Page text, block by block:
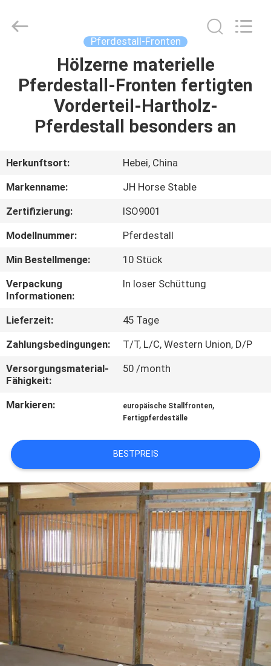
PRODUKTE
UNS
AUSFLUG
QUALITÄTSKONTROLLE
TRETEN
SIE
MIT
UNS
IN
VERBINDUNG
FORDERN
SIE
EIN
ZITAT
SITEMAP
DATENSCHUTZRICHTLINIE
Pferdestall-Fronten
Hölzerne materielle
Pferdestall-Fronten fertigten
Vorderteil-Hartholz-
Pferdestall besonders an
Herkunftsort:
Hebei, China
Markenname:
JH Horse Stable
Zertifizierung:
ISO9001
Modellnummer:
Pferdestall
Min Bestellmenge:
10 Stück
Verpackung
Informationen:
In loser Schüttung
Lieferzeit:
45 Tage
Zahlungsbedingungen:
T/T, L/C, Western Union, D/P
Versorgungsmaterial-
Fähigkeit:
50 /month
Markieren: europäische Stallfronten,
Fertigpferdeställe
BESTPREIS